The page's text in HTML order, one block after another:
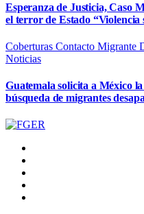
Esperanza de Justicia, Caso
el terror de Estado “Violencia
Coberturas Contacto Migrante
Noticias
Guatemala solicita a México
búsqueda de migrantes